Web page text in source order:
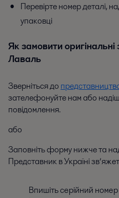
Перевірте номер деталі,
упаковці
Як замовити
Лаваль
Зверніться до
зателефонуйте нам або
повідомлення.
або
Заповніть форму нижче та
Представник в Україні
Впишіть серійний номер